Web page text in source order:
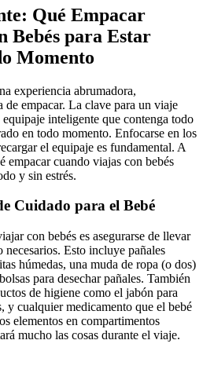
Qué Empacar
Bebés para Estar
Momento
experiencia abrumadora,
de empacar. La clave para un viaje
inteligente que contenga todo
en todo momento. Enfocarse en los
el equipaje es fundamental. A
empacar cuando viajas con bebés
y sin estrés.
Cuidado para el Bebé
con bebés es asegurarse de llevar
Esto incluye pañales
húmedas, una muda de ropa (o dos)
para desechar pañales. También
de higiene como el jabón para
y cualquier medicamento que el bebé
elementos en compartimentos
mucho las cosas durante el viaje.